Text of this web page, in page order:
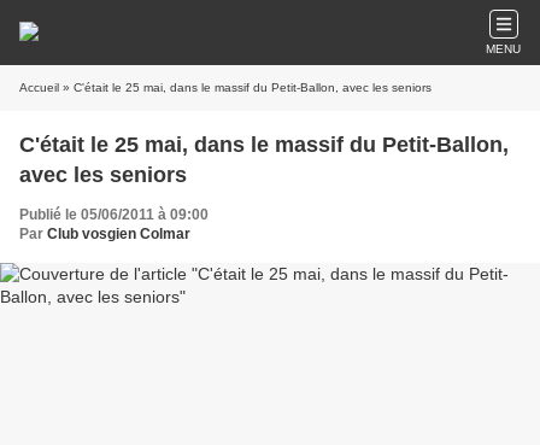
MENU
Accueil » C'était le 25 mai, dans le massif du Petit-Ballon, avec les seniors
C'était le 25 mai, dans le massif du Petit-Ballon,
avec les seniors
Publié le 05/06/2011 à 09:00
Par Club vosgien Colmar